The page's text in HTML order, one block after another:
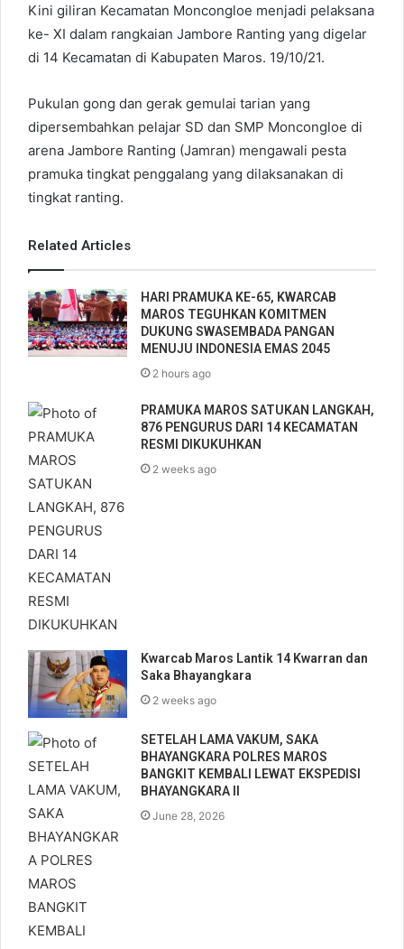
Kini giliran Kecamatan Moncongloe menjadi pelaksana
ke- XI dalam rangkaian Jambore Ranting yang digelar
di 14 Kecamatan di Kabupaten Maros. 19/10/21.
Pukulan gong dan gerak gemulai tarian yang
dipersembahkan pelajar SD dan SMP Moncongloe di
arena Jambore Ranting (Jamran) mengawali pesta
pramuka tingkat penggalang yang dilaksanakan di
tingkat ranting.
Related Articles
HARI PRAMUKA KE-65, KWARCAB
MAROS TEGUHKAN KOMITMEN
DUKUNG SWASEMBADA PANGAN
MENUJU INDONESIA EMAS 2045
2 hours ago
PRAMUKA MAROS SATUKAN LANGKAH,
876 PENGURUS DARI 14 KECAMATAN
RESMI DIKUKUHKAN
2 weeks ago
Kwarcab Maros Lantik 14 Kwarran dan
Saka Bhayangkara
2 weeks ago
SETELAH LAMA VAKUM, SAKA
BHAYANGKARA POLRES MAROS
BANGKIT KEMBALI LEWAT EKSPEDISI
BHAYANGKARA II
June 28, 2026